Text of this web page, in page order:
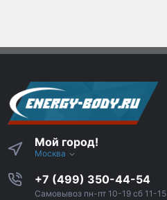
Мой город!
Москва
+7 (499) 350-44-54
Самовывоз пн-пт 10-19 сб 11-15